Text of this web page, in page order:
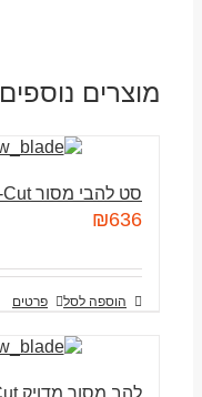
מוצרים נוספים
סט להבי מסור E-Cut מובחרים
₪636
הוספה לסל פרטים
להב מסור מדויק E-Cut רחב במיוחד